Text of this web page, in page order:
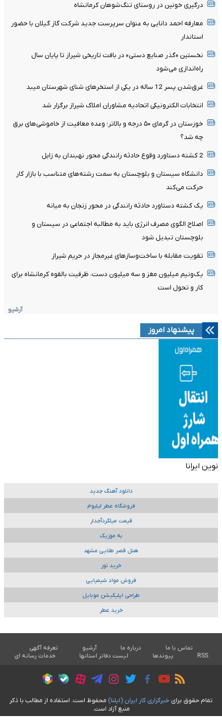
درگیری خونین در روستای تنگ‌شوهان کرمانشاه
معارفه احمد دانایی به عنوان سرپرست جدید شرکت گاز گیلان با حضور
استاندار
نخستین «گذر صنایع دستی» در بافت تاریخی شیراز تا پایان سال
راه‌اندازی می‌شود
غرق‌شدن پسر 12 ساله در یکی از استخرهای شنای شهرستان میبد
انتخابات الکترونیکی اتحادیه مشاوران املاک شیراز برگزار شد
خوزستان در گرمای ۵۰ درجه و بالاتر؛ وعده معافیت از خاموشی‌های برق
چه شد؟
2 کشته دستاورد وقوع حادثه رانندگی محور نهبندان به زابل
دانشگاه سیستان و بلوچستان به سمت رشته‌های متناسب با بازار کار
حرکت می‌کند
یک کشته دستاورد حادثه رانندگی در محور زنجان به میانه
اصلاح الگوی مصرف انرژی باید به مطالبه اجتماعی در سیستان و
بلوچستان تبدیل شود
تقویت مقابله با ساخت‌وسازهای غیرمجاز در حریم شیراز
یک‌ونیم میلیون مغز و سه میلیون دست، ظرفیت بالقوه کرمانشاه برای
کار و تحول است
آرشیو
پیشنهاد امروز
نوین ایرانا
دانلود آهنگ جدید
فروشگاه عطر لیلیوم
قیمت میلگردآجدار
به موزیک
هتل قصر طلایی مشهد
خرید تور
فروش مواد شیمیایی
طراحی اپلیکیشن موبایل
خرید عطر
تماس با ما درباره ما آرشیو
تعرفه آگهی
RSS
پیوندها لیست دفاتر استانها خدمات رسانه ای
تمام حقوق برای خبرگزاری کار ايران (ايلنا) محفوظ است. استفاده از مطالب با ذکر
منبع آزاد است.